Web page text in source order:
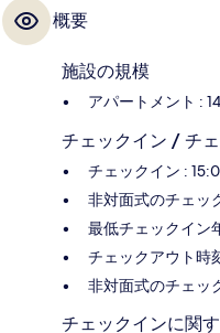
概要
施設の規模
アパートメント : 14
チェックイン / チ
チェックイン :
非対面式のチェッ
最低チェックイン
チェックアウト時
非対面式のチェッ
チェックインに関